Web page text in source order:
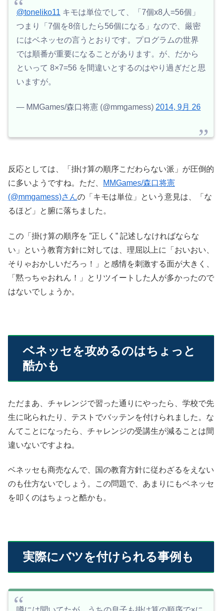
@toneliko11 キモは単位でして、「7個x8人=56個」
つまり「7個を8倍したら56個になる」なので、厳密
にはベネッセの言うとおりです。プログラムの世界
では順番が重要になることがあります。が、だから
といって 8×7=56 を間違いとするのはやり過ぎだと思
いますが。
— MMGames/森口将憲 (@mmgamess) 2014, 9月 26
反応としては、「掛け算の順序こだわらない派」が圧倒的
に多いようですね。ただ、
MMGames/森口将憲
(@mmgamess)さんの「キモは単位」という意見は、「な
るほど」と腑に落ちました。
この「掛け算の順序を ”正しく” 記述しなければならな
い」という教育方針に対しては、理屈以上に「おいおい、
そりゃおかしいだろっ！」と感情を刺激する面が大きく、
「黙っちゃおれん！」とリツイートした人が多かったので
はないでしょうか。
ベネッセを攻めるのはちょっと
酷かも
ただまあ、チャレンジで習った通りにやったら、学校で先
生に叱られたり、テストでバッテンを付けられました。な
んてことになったら、チャレンジの受講生が減ることは間
違いないですよね。
ベネッセも商売なんで、国の教育方針に従わざるをえない
のも仕方ないでしょう。この問題で、あまりにもベネッセ
を叩くのはちょっと酷かも。
実際にバツを付けられる事例も